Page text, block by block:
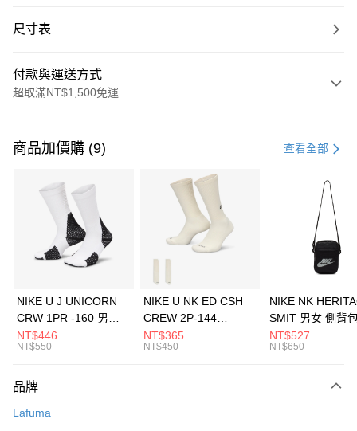
尺寸表
付款與運送方式
超取滿NT$1,500免運
信用卡一次付款
3 期 0 利率 每期 21家銀行
合作金庫商業銀行
第一商業銀行
華南商業銀行
彰化商業銀行
上海商業儲蓄銀行
元大商業銀行
台灣樂天信用卡公司
Apple Pay
全盈+PAY
AFTEE先享後付
【關於「AFTEE先享後付」】
便利好安心！
運送方式
商品加價購 (9) 查看全部
NIKE U J UNICORN
CRW 1PR -160 男女
中統襪 FZ3393100
NT$446
NT$550
NIKE U NK ED CSH
CREW 2P-144
EMBRDY 男女 短統襪
FZ3073133
NT$365
NT$450
NIKE NK
SMIT 男女 側背
BA5871010
NT$527
NT$650
品牌
Lafuma